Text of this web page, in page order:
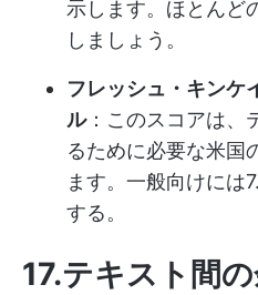
示します。ほとんど
しましょう。
フレッシュ・キンケ
ル：このスコアは、
るために必要な米国
ます。一般向けには
する。
17.テキスト間